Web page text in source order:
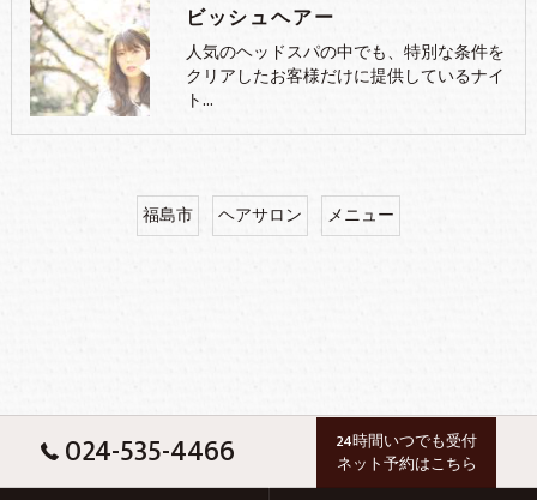
ビッシュヘアー
人気のヘッドスパの中でも、特別な条件を
クリアしたお客様だけに提供しているナイ
ト…
福島市 ヘアサロン メニュー
024-535-4466
24時間いつでも受付
ネット予約はこちら